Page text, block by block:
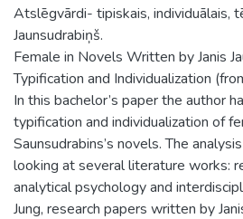
Atslēgvārdi- tipiskais, individuālais,
Jaunsudrabiņš.
Female in Novels Written by Janis
Typification and Individualization
In this bachelor’s paper the author
typification and individualization of
Saunsudrabins’s novels. The
looking at several literature works:
analytical psychology and
Jung, research papers written by